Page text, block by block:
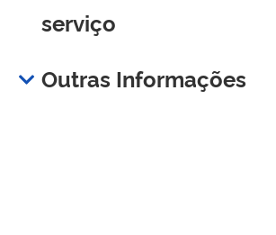
serviço
Outras Informações